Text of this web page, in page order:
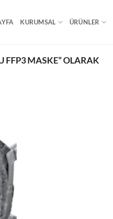
KURUMSAL ÜRÜNLER
FFP3 MASKE” OLARAK